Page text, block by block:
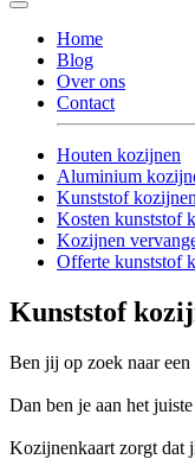
Home
Blog
Over ons
Contact
Houten kozijnen
Aluminium
Kunststof kozijnen
Kosten kunststof
Kozijnen
Offerte kunststof
Kunststof
Ben jij op zoek naar
Dan ben je aan het juiste
Kozijnenkaart zorgt dat